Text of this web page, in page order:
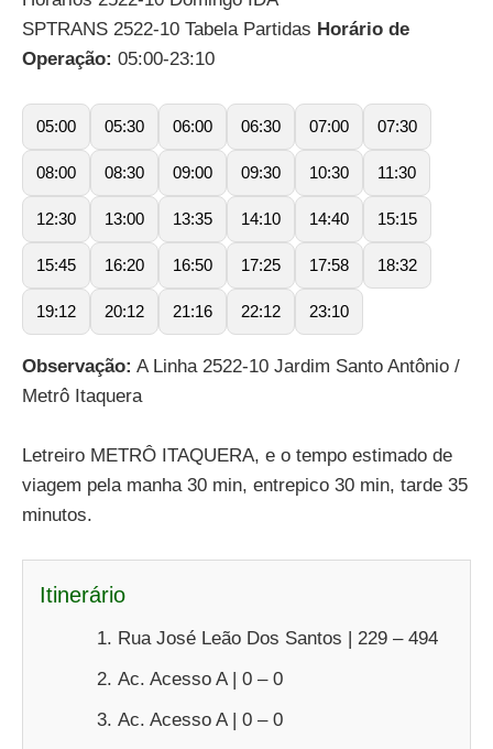
SPTRANS 2522-10 Tabela Partidas Horário de
Operação: 05:00-23:10
05:00 05:30 06:00 06:30 07:00 07:30
08:00 08:30 09:00 09:30 10:30 11:30
12:30 13:00 13:35 14:10 14:40 15:15
15:45 16:20 16:50 17:25 17:58 18:32
19:12 20:12 21:16 22:12 23:10
Observação: A Linha 2522-10 Jardim Santo Antônio /
Metrô Itaquera
Letreiro METRÔ ITAQUERA, e o tempo estimado de
viagem pela manha 30 min, entrepico 30 min, tarde 35
minutos.
Itinerário
Rua José Leão Dos Santos | 229 – 494
Ac. Acesso A | 0 – 0
Ac. Acesso A | 0 – 0